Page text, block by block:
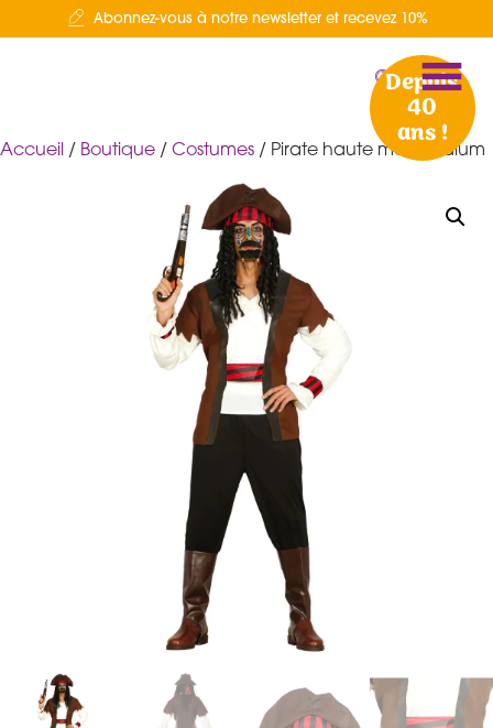
Abonnez-vous à notre newsletter et recevez 10%
Depuis
40
ans !
Accueil / Boutique / Costumes / Pirate haute mer médium